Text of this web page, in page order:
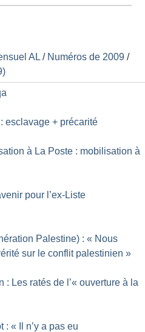
AL / Numéros de 2009 /
esclavage + précarité
à La Poste : mobilisation à
pour l’ex-Liste
Palestine) : « Nous
sur le conflit palestinien »
: Les ratés de l’« ouverture à la
: «
Il n’y a pas eu